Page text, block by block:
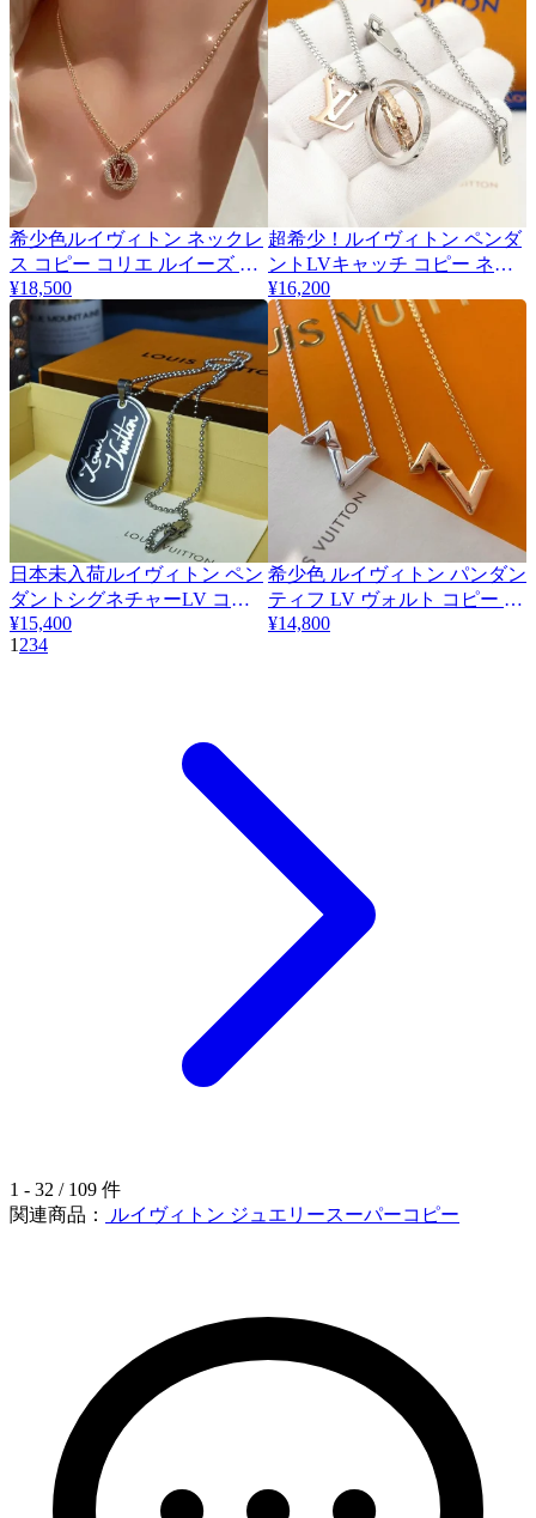
希少色ルイヴィトン ネックレ
ス コピー コリエ ルイーズ バ
イ ナイト M00759
¥18,500
超希少！ルイヴィトン ペンダ
ントLVキャッチ コピー ネッ
クレス M80184
¥16,200
日本未入荷ルイヴィトン ペン
ダントシグネチャーLV コピ
ー ネックレス M00321
¥15,400
希少色 ルイヴィトン パンダン
ティフ LV ヴォルト コピー ア
ップサイド vub83655
¥14,800
1 234
1 - 32 / 109 件
関連商品：
ルイヴィトン ジュエリースーパーコピー